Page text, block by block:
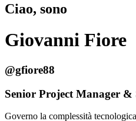
Ciao, sono
Giovanni Fiore
@gfiore88
Senior Project Manager &
Governo la complessità